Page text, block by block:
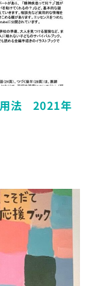
用法 2021年